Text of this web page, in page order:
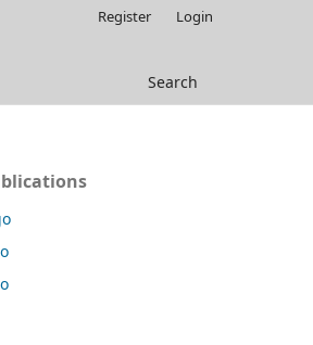
Search
Register Login